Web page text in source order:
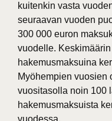
kuitenkin vasta
seuraavan vuoden
300 000 euron
vuodelle.
hakemusmaksuina
Myöhempien vuosien
vuositasolla noin 100
hakemusmaksuista
vuodessa.